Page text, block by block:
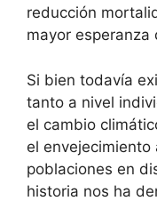
reducción
mayor esperanza
Si bien todavía
tanto a nivel
el cambio
el envejecimiento
poblaciones en
historia nos ha